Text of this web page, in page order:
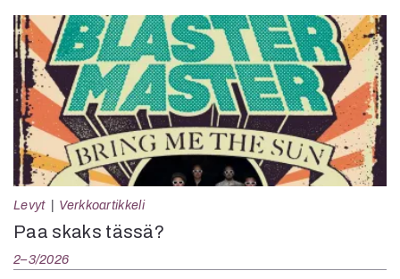
Levyt Verkkoartikkeli
Paa skaks tässä?
2–3/2026